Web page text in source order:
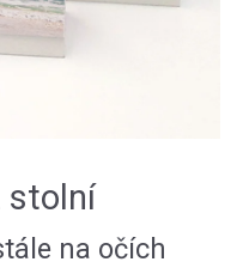
stolní
na očích